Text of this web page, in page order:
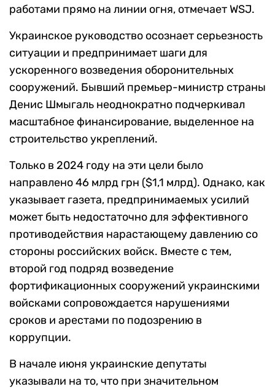
работами прямо на линии огня, отмечает WSJ.
Украинское руководство осознает серьезность
ситуации и предпринимает шаги для
ускоренного возведения оборонительных
сооружений. Бывший премьер-министр страны
Денис Шмыгаль неоднократно подчеркивал
масштабное финансирование, выделенное на
строительство укреплений.
Только в 2024 году на эти цели было
направлено 46 млрд грн ($1,1 млрд). Однако, как
указывает газета, предпринимаемых усилий
может быть недостаточно для эффективного
противодействия нарастающему давлению со
стороны российских войск. Вместе с тем,
второй год подряд возведение
фортификационных сооружений украинскими
войсками сопровождается нарушениями
сроков и арестами по подозрению в
коррупции.
В начале июня украинские депутаты
указывали на то, что при значительном